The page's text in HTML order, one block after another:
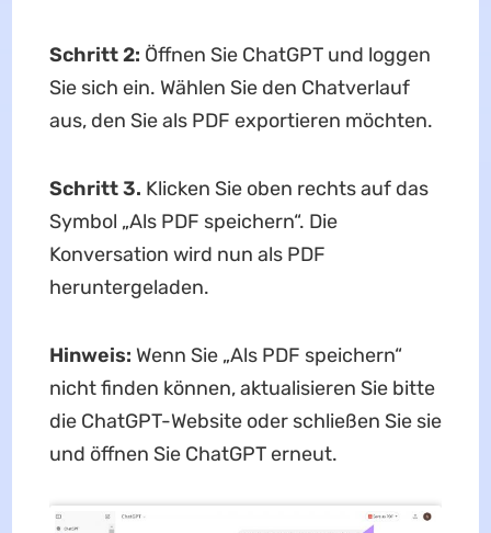
Schritt 2: Öffnen Sie ChatGPT und loggen
Sie sich ein. Wählen Sie den Chatverlauf
aus, den Sie als PDF exportieren möchten.
Schritt 3. Klicken Sie oben rechts auf das
Symbol „Als PDF speichern“. Die
Konversation wird nun als PDF
heruntergeladen.
Hinweis: Wenn Sie „Als PDF speichern“
nicht finden können, aktualisieren Sie bitte
die ChatGPT-Website oder schließen Sie sie
und öffnen Sie ChatGPT erneut.